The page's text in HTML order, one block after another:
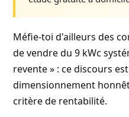
Méfie-toi d'ailleurs des
de vendre du 9 kWc
revente » : ce discours
dimensionnement
critère de rentabilité.